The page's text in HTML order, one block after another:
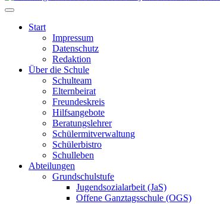
Start
Impressum
Datenschutz
Redaktion
Über die Schule
Schulteam
Elternbeirat
Freundeskreis
Hilfsangebote
Beratungslehrer
Schülermitverwaltung
Schülerbistro
Schulleben
Abteilungen
Grundschulstufe
Jugendsozialarbeit (JaS)
Offene Ganztagsschule (OGS)